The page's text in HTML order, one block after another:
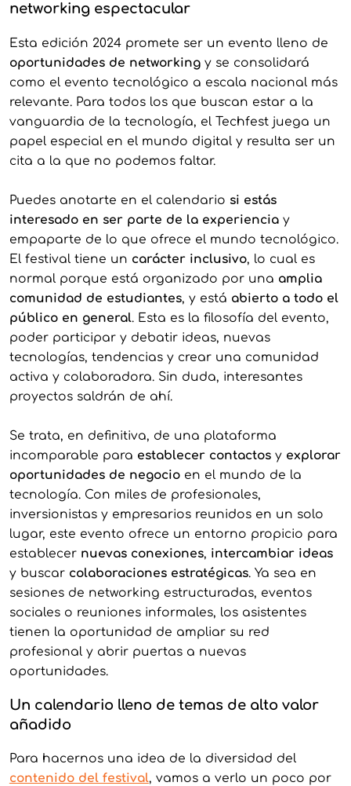
networking espectacular
Esta edición 2024 promete ser un evento lleno de
oportunidades de networkingy se consolidará
como el evento tecnológico a escala nacional más
relevante. Para todos los que buscan estar a la
vanguardia de la tecnología, el Techfest juega un
papel especial en el mundo digital y resulta ser un
cita a la que no podemos faltar.
Puedes anotarte en el calendario si estás
interesado en ser parte de la experienciay
empaparte de lo que ofrece el mundo tecnológico.
El festival tiene un carácter inclusivo, lo cual es
normal porque está organizado por una amplia
comunidad de estudiantes, y está abierto a todo el
público en general. Esta es la filosofía del evento,
poder participar y debatir ideas, nuevas
tecnologías, tendencias y crear una comunidad
activa y colaboradora. Sin duda, interesantes
proyectos saldrán de ahí.
Se trata, en definitiva, de una plataforma
incomparable para establecer contactosy explorar
oportunidades de negocioen el mundo de la
tecnología. Con miles de profesionales,
inversionistas y empresarios reunidos en un solo
lugar, este evento ofrece un entorno propicio para
establecer nuevas conexiones, intercambiar ideas
y buscar colaboraciones estratégicas. Ya sea en
sesiones de networking estructuradas, eventos
sociales o reuniones informales, los asistentes
tienen la oportunidad de ampliar su red
profesional y abrir puertas a nuevas
oportunidades.
Un calendario lleno de temas de alto valor
añadido
Para hacernos una idea de la diversidad del
contenido del festival, vamos a verlo un poco por